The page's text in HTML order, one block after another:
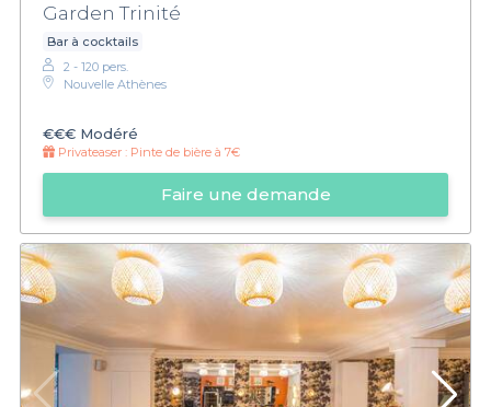
Garden Trinité
Bar à cocktails
2 - 120 pers.
Nouvelle Athènes
€€€ Modéré
Privateaser : Pinte de bière à 7€
Faire une demande